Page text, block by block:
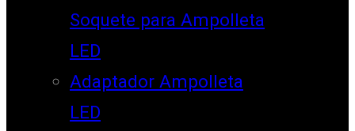
Soquete para Ampolleta
LED
Adaptador Ampolleta
LED